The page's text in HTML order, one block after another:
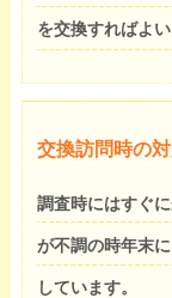
を交換すればよ
交換訪問時の
調査時にはすぐ
が不調の時年末
しています。